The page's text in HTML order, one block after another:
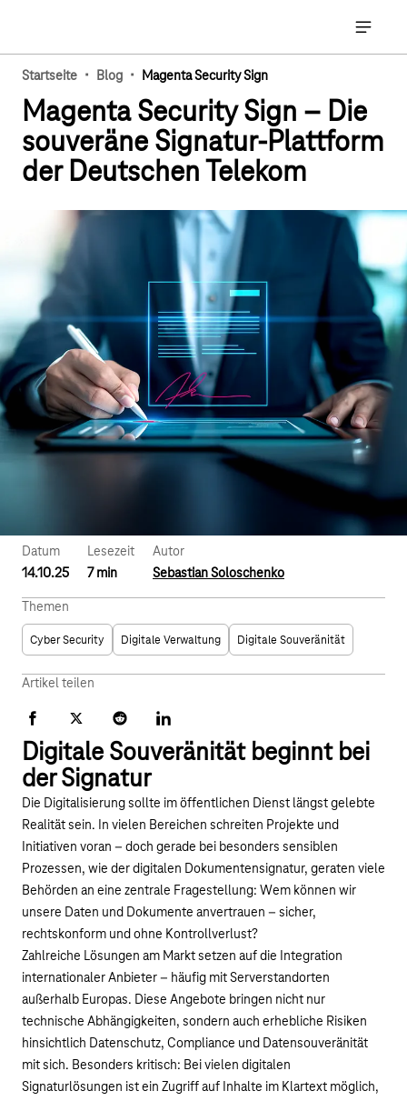
Startseite · Blog · Magenta Security Sign
Magenta Security Sign – Die
souveräne Signatur-Plattform
der Deutschen Telekom
Datum
14.10.25
Lesezeit
7 min
Autor
Sebastian Soloschenko
Themen
Cyber Security Digitale Verwaltung Digitale Souveränität
Artikel teilen
Facebook
X Reddit LinkedIn
Digitale Souveränität beginnt bei
der Signatur
Die Digitalisierung sollte im öffentlichen Dienst längst gelebte
Realität sein. In vielen Bereichen schreiten Projekte und
Initiativen voran – doch gerade bei besonders sensiblen
Prozessen, wie der digitalen Dokumentensignatur, geraten viele
Behörden an eine zentrale Fragestellung: Wem können wir
unsere Daten und Dokumente anvertrauen – sicher,
rechtskonform und ohne Kontrollverlust?
Zahlreiche Lösungen am Markt setzen auf die Integration
internationaler Anbieter – häufig mit Serverstandorten
außerhalb Europas. Diese Angebote bringen nicht nur
technische Abhängigkeiten, sondern auch erhebliche Risiken
hinsichtlich Datenschutz, Compliance und Datensouveränität
mit sich. Besonders kritisch: Bei vielen digitalen
Signaturlösungen ist ein Zugriff auf Inhalte im Klartext möglich,